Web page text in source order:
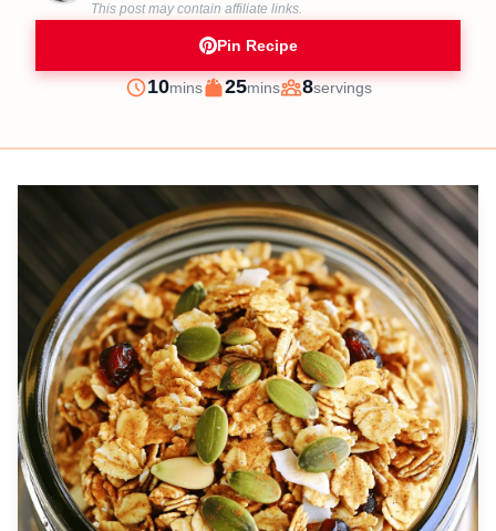
This post may contain affiliate links.
Pin Recipe
Prep
10minutes
mins
Cook
25minutes
mins
Servings
8servings